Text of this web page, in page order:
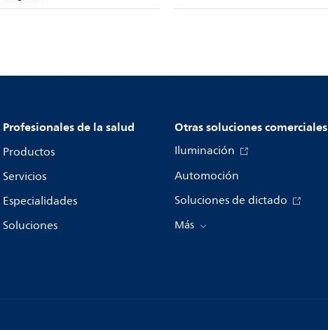
Profesionales de la salud
Productos
Servicios
Especialidades
Soluciones
Otras soluciones comerciales
Iluminación
Automoción
Soluciones de dictado
Más